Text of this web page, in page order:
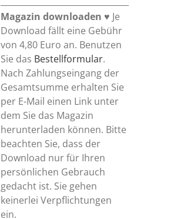
Magazin downloaden ♥ Je
Download fällt eine Gebühr
von 4,80 Euro an. Benutzen
Sie das Bestellformular.
Nach Zahlungseingang der
Gesamtsumme erhalten Sie
per E-Mail einen Link unter
dem Sie das Magazin
herunterladen können. Bitte
beachten Sie, dass der
Download nur für Ihren
persönlichen Gebrauch
gedacht ist. Sie gehen
keinerlei Verpflichtungen
ein.